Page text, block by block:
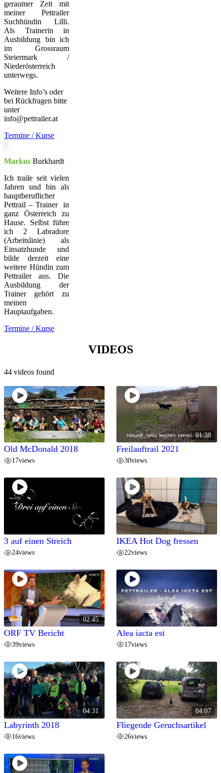
geraumer Zeit mit
meiner Pettrailer
Suchhündin Lilli.
Als Trainerin in
Ausbildung bin ich
im Grossraum
Steiermark /
Niederösterreich
unterwegs.
Weitere Info’s oder
bei Rückfragen bitte
unter
info@pettrailer.at
Termine / Kurse
Markus Burkhardt
Ich traile seit vielen
Jahren und bin als
hauptberuflicher
Pettrail – Trainer in
ganz Österreich zu
Hause. Selbst führe
ich 2 Labradore
(Arbeitslinie) als
Einsatzhunde und
bilde derzeit eine
weitere Hündin zum
Pettrailer aus. Die
Ausbildung der
Trainer gehört zu
meinen
Hauptaufgaben.
Termine / Kurse
VIDEOS
44 videos found
Old McDonald 2018
17views
01:38
Freilauftrail 2021
30views
3 auf einen Streich
24views
IKEA Hot Dog fressen
22views
02:45
ORF TV Bericht
39views
Alea iacta est
17views
04:31
Labyrinth 2018
16views
04:07
Fliegende Geruchsartikel
26views